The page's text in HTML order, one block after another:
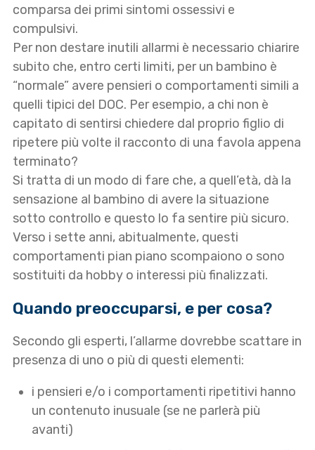
comparsa dei primi sintomi ossessivi e
compulsivi.
Per non destare inutili allarmi è necessario chiarire
subito che, entro certi limiti, per un bambino è
“normale” avere pensieri o comportamenti simili a
quelli tipici del DOC. Per esempio, a chi non è
capitato di sentirsi chiedere dal proprio figlio di
ripetere più volte il racconto di una favola appena
terminato?
Si tratta di un modo di fare che, a quell’età, dà la
sensazione al bambino di avere la situazione
sotto controllo e questo lo fa sentire più sicuro.
Verso i sette anni, abitualmente, questi
comportamenti pian piano scompaiono o sono
sostituiti da hobby o interessi più finalizzati.
Quando preoccuparsi, e per cosa?
Secondo gli esperti, l’allarme dovrebbe scattare in
presenza di uno o più di questi elementi:
i pensieri e/o i comportamenti ripetitivi hanno
un contenuto inusuale (se ne parlerà più
avanti)